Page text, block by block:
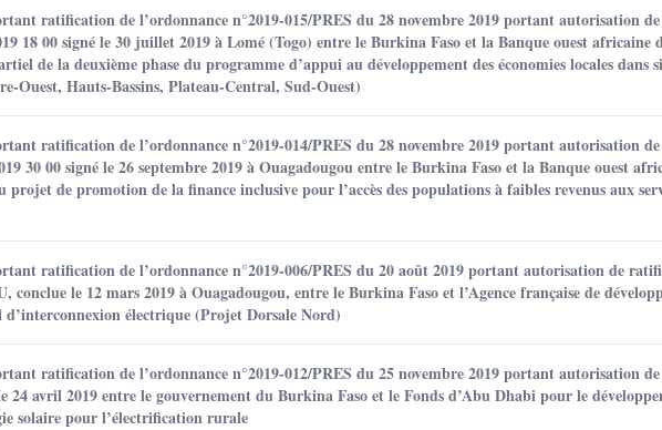
ratification de l’ordonnance n°2019-015/PRES du 28 novembre 2019 portant autorisation
18 00 signé le 30 juillet 2019 à Lomé (Togo) entre le Burkina Faso et la Banque ouest africaine
de la deuxième phase du programme d’appui au développement des économies locales dans
Ouest, Hauts-Bassins, Plateau-Central, Sud-Ouest)
ratification de l’ordonnance n°2019-014/PRES du 28 novembre 2019 portant autorisation
30 00 signé le 26 septembre 2019 à Ouagadougou entre le Burkina Faso et la Banque ouest
de promotion de la finance inclusive pour l’accès des populations à faibles revenus aux
ratification de l’ordonnance n°2019-006/PRES du 20 août 2019 portant autorisation de
conclue le 12 mars 2019 à Ouagadougou, entre le Burkina Faso et l’Agence française de
électrique (Projet Dorsale Nord)
ratification de l’ordonnance n°2019-012/PRES du 25 novembre 2019 portant autorisation
24 avril 2019 entre le gouvernement du Burkina Faso et le Fonds d’Abu Dhabi pour le
solaire pour l’électrification rurale